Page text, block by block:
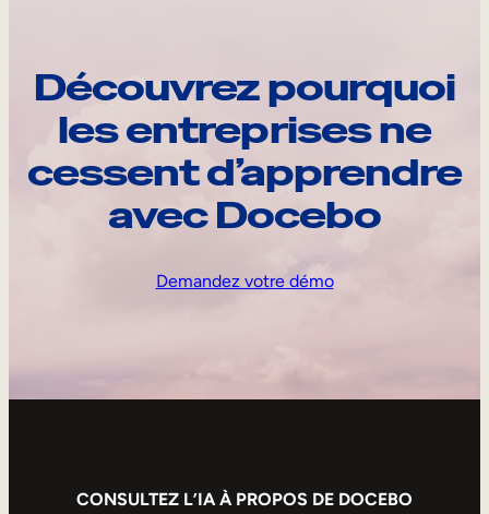
Découvrez pourquoi
les entreprises ne
cessent d’apprendre
avec Docebo
Demandez votre démo
CONSULTEZ L’IA À PROPOS DE DOCEBO